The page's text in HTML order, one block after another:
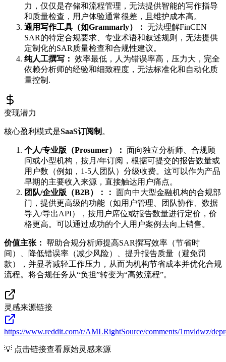
力，仅仅是存储和流程管理，无法提供智能的写作指导
和质量检查，用户体验通常很差，且维护成本高。
通用写作工具（如Grammarly）： 无法理解FinCEN
SAR的特定合规要求、专业术语和叙述规则，无法提供
定制化的SAR质量检查和合规性建议。
纯人工撰写： 效率最低，人为错误率高，压力大，完全
依赖分析师的经验和细致程度，无法标准化和自动化质
量控制.
变现潜力
核心盈利模式是SaaS订阅制 。
个人/专业版（Prosumer）： 面向独立分析师、合规顾
问或小型机构，按月/年订阅，根据可提交的报告数量或
用户数（例如，1-5人团队）分级收费。这可以作为产品
早期的主要收入来源，直接触达用户痛点。
团队/企业版（B2B）：： 面向中大型金融机构的合规部
门，提供更高级的功能（如用户管理、团队协作、数据
导入/导出API），按用户席位或报告数量进行定价，价
格更高。可以通过成功的个人用户案例去向上销售。
价值主张： 帮助合规分析师提高SAR撰写效率（节省时
间）、降低错误率（减少风险）、提升报告质量（避免罚
款），并显著减轻工作压力，从而为机构节省成本并优化合规
流程。将合规任务从“负担”转变为“高效流程”。
灵感来源链接
https://www.reddit.com/r/AMLRightSource/comments/1mvldwz/
💡 点击链接查看原始灵感来源